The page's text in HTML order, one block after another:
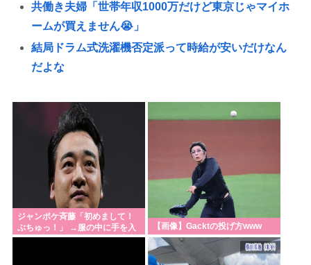
共働き夫婦「世帯年収1000万だけど東京じゃマイホ
ームが買えません😭」
結局ドラム式洗濯機否定派って時給が安いだけなん
だよな
糧世帯「…」
新井監督「ゾンビタバコやった奴は全員ぶん殴って
全部ぶっ壊してから辞めたい」
【嫉妬】日本発のゲーム「めっちゃカメレオン」が
世界で1500万本売れる
デンマーク人「野獣の日に来てみたよ。最高にCOOL
だね」
中国製EVが充電中に発火炎上🔥🚗🔥🔥
ジャンポケ斉藤「初めまして！
ぶちゅっ！」 →服の中に手を入
れ胸を揉み始める。 これ異常者
【画像】Gacktの投げ方www